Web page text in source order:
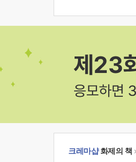
크레마샵화제의 책